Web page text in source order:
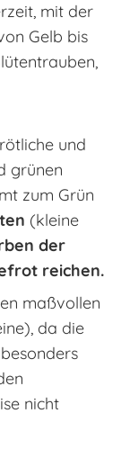
mit der
Gelb bis
und
grünen
zum Grün
(kleine
der
reichen.
maßvollen
da die
nicht